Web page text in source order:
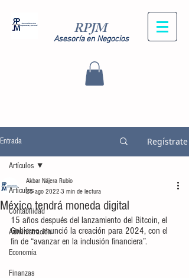
RPJM
Asesoría en Negocios
Entrada Regístrate
Artículos
Contabilidad
Administración
Economía
Finanzas
Artículos
México tendrá moneda digital
Akbar Nájera Rubio
25 ago 2022 3 min de lectura
15 años después del lanzamiento del Bitcoin, el
Gobierno anunció la creación para 2024, con el
fin de “avanzar en la inclusión financiera”.